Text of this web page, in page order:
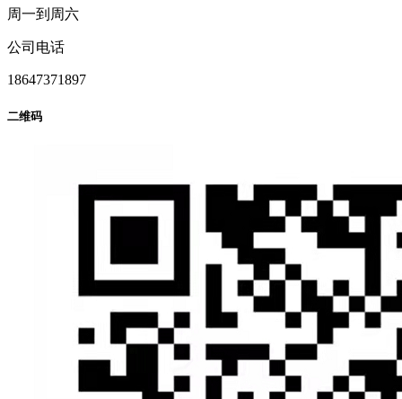
周一到周六
公司电话
18647371897
二维码